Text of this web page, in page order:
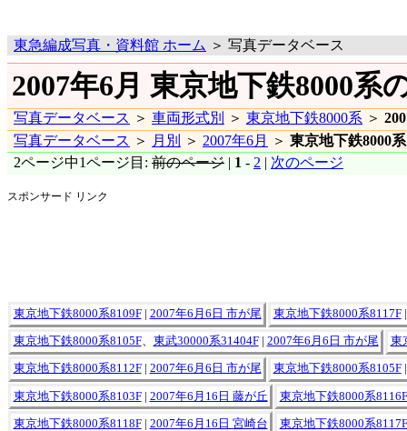
東急編成写真・資料館 ホーム ＞ 写真データベース
2007年6月 東京地下鉄8000系
写真データベース ＞ 車両形式別 ＞ 東京地下鉄8000系 ＞
写真データベース ＞ 月別 ＞ 2007年6月 ＞ 東京地下鉄8000系
2ページ中1ページ目: 前のページ | 1 - 2 | 次のページ
スポンサード リンク
東京地下鉄8000系8109F| 2007年6月6日 市が尾 東京地下鉄8000系8117F
東京地下鉄8000系8105F、 東武30000系31404F| 2007年6月6日 市が尾 東
東京地下鉄8000系8112F| 2007年6月6日 市が尾 東京地下鉄8000系8105F
東京地下鉄8000系8103F| 2007年6月16日 藤が丘 東京地下鉄8000系8116F
東京地下鉄8000系8118F| 2007年6月16日 宮崎台 東京地下鉄8000系8117F